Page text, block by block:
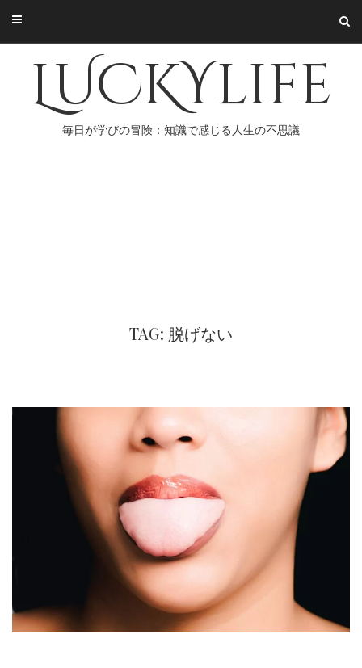
content
LUCKYlife
毎日が学びの冒険：知識で感じる人生の不思議
TAG: 脱げない